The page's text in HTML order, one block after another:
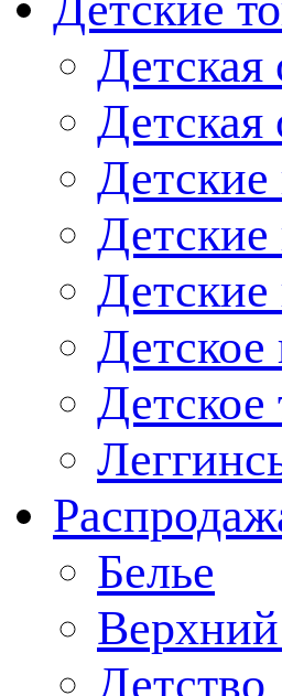
Детская
Детская
Детские
Детское
Детское
Белье
Детство